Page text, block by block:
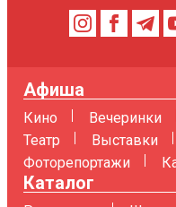
Афиша
Кино Вечеринки
Театр
Выставки
Фоторепортажи
Каталог